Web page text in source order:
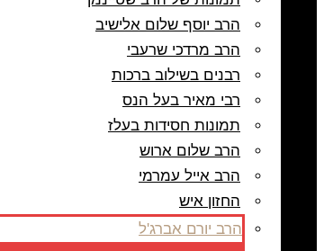
הרב יוסף שלום אלישיב
הרב מרדכי שרעבי
רבנים בשילוב ברכות
רבי מאיר בעל הנס
תמונות חסידות בעלז
הרב שלום ארוש
הרב אייל עמרמי
החזון איש
הרב יורם אברג'ל